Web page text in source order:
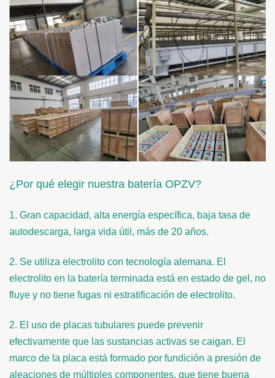
¿Por qué elegir nuestra batería OPZV?
1. Gran capacidad, alta energía específica, baja tasa de
autodescarga, larga vida útil, más de 20 años.
2. Se utiliza electrolito con tecnología alemana. El
electrolito en la batería terminada está en estado de gel, no
fluye y no tiene fugas ni estratificación de electrolito.
2. El uso de placas tubulares puede prevenir
efectivamente que las sustancias activas se caigan. El
marco de la placa está formado por fundición a presión de
aleaciones de múltiples componentes, que tiene buena